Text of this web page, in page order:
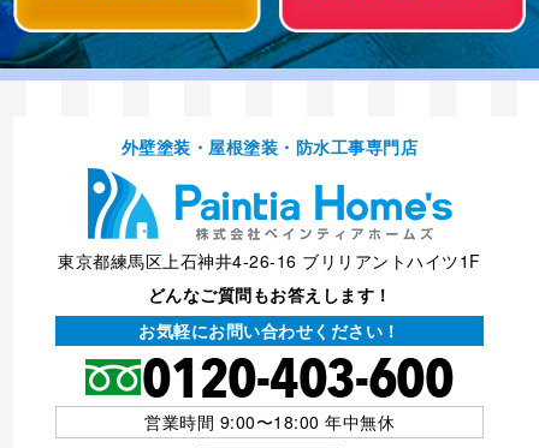
外壁塗装・屋根塗装・防⽔⼯事専⾨店
東京都練馬区上石神井4-26-16 ブリリアントハイツ1F
どんなご質問もお答えします！
お気軽にお問い合わせください！
営業時間 9:00〜18:00 年中無休